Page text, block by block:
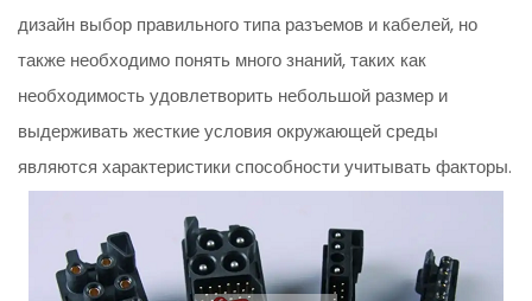
дизайн выбор правильного типа разъемов и кабелей, но
также необходимо понять много знаний, таких как
необходимость удовлетворить небольшой размер и
выдерживать жесткие условия окружающей среды
являются характеристики способности учитывать факторы.